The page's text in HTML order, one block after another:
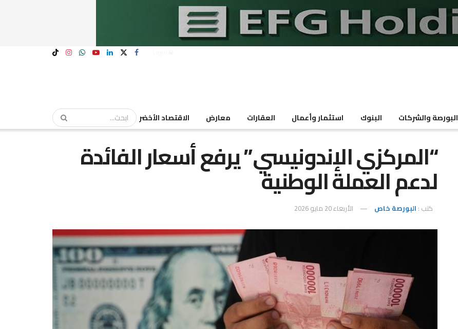
البورصة والشركات البنوك استثمار وأعمال العقارات معارض الاقتصاد الأخضر
“المركزي الإندونيسي” يرفع أسعار الفائدة
لدعم العملة الوطنية
كتب : البورصة خاص الأربعاء 20 مايو 2026